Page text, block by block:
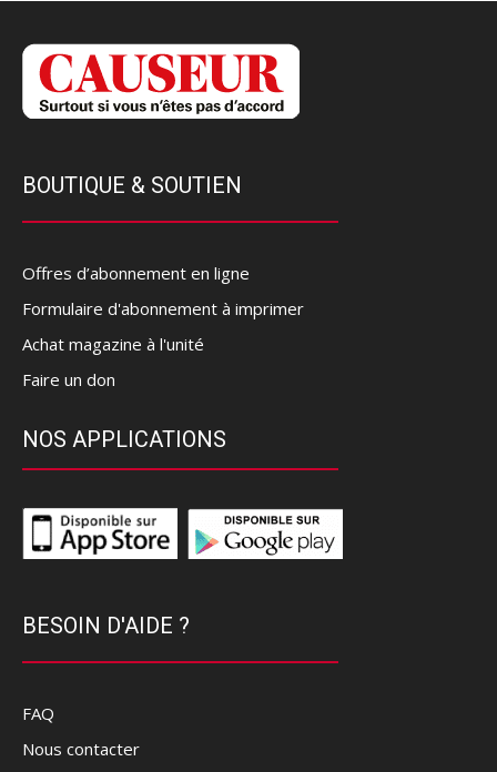
BOUTIQUE & SOUTIEN
Offres d’abonnement en ligne
Formulaire d'abonnement à imprimer
Achat magazine à l'unité
Faire un don
NOS APPLICATIONS
BESOIN D'AIDE ?
FAQ
Nous contacter